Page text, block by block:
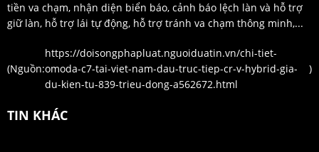
tiền va chạm, nhận diện biển báo, cảnh báo lệch làn và hỗ trợ
giữ làn, hỗ trợ lái tự động, hỗ trợ tránh va chạm thông minh,...
(Nguồn:
https://doisongphapluat.nguoiduatin.vn/chi-tiet-
omoda-c7-tai-viet-nam-dau-truc-tiep-cr-v-hybrid-gia-
du-kien-tu-839-trieu-dong-a562672.html
)
TIN KHÁC